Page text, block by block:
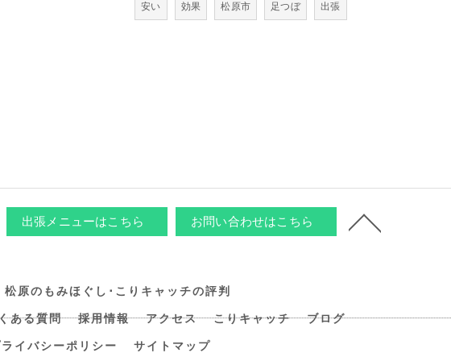
安い 効果 松原市 足つぼ 出張
出張メニューはこちら お問い合わせはこちら
松原のもみほぐし･こりキャッチの評判
ある質問 採用情報 アクセス こりキャッチ ブログ
ライバシーポリシー サイトマップ